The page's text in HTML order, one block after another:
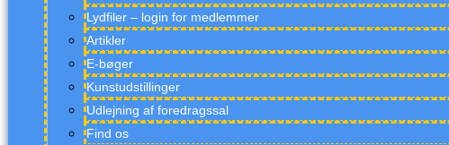
Lydfiler – login for medlemmer
Artikler
E-bøger
Kunstudstillinger
Udlejning af foredragssal
Find os